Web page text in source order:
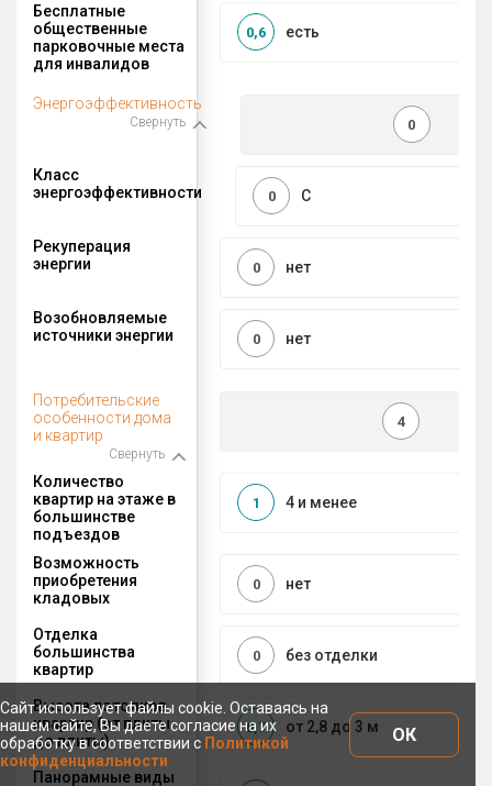
Бесплатные
общественные
парковочные места
для инвалидов
есть
0,6
Энергоэффективность
Свернуть 0
Класс
энергоэффективности
C
0
Рекуперация
энергии
нет
0
Возобновляемые
источники энергии
нет
0
Потребительские
особенности дома
и квартир
Свернуть
4
Количество
квартир на этаже в
большинстве
подъездов
4 и менее
1
Возможность
приобретения
кладовых
нет
0
Отделка
большинства
квартир
без отделки
0
Высота потолков
квартир (от плиты
до плиты)
от 2,8 до 3 м
0,7
Панорамные виды
Сайт использует файлы cookie. Оставаясь на
нашем сайте, Вы даете согласие на их
обработку в соответствии с Политикой
конфиденциальности
ОК